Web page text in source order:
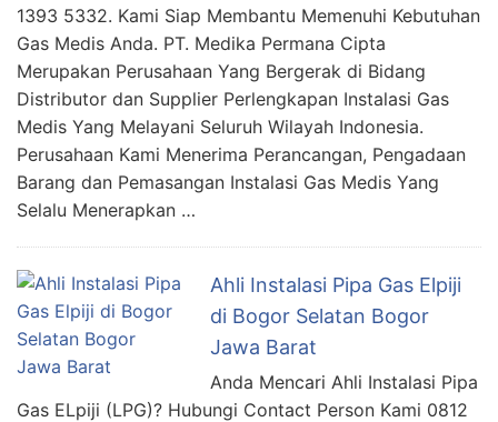
1393 5332. Kami Siap Membantu Memenuhi Kebutuhan
Gas Medis Anda. PT. Medika Permana Cipta
Merupakan Perusahaan Yang Bergerak di Bidang
Distributor dan Supplier Perlengkapan Instalasi Gas
Medis Yang Melayani Seluruh Wilayah Indonesia.
Perusahaan Kami Menerima Perancangan, Pengadaan
Barang dan Pemasangan Instalasi Gas Medis Yang
Selalu Menerapkan …
Ahli Instalasi Pipa Gas Elpiji
di Bogor Selatan Bogor
Jawa Barat
Anda Mencari Ahli Instalasi Pipa
Gas ELpiji (LPG)? Hubungi Contact Person Kami 0812